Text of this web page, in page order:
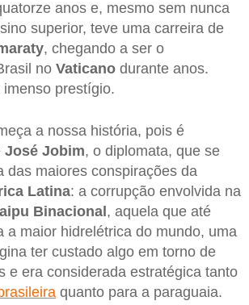
anos e, mesmo sem nunca
superior, teve uma carreira de
, chegando a ser o
no Vaticano durante anos.
prestígio.
a nossa história, pois é
José Jobim, o diplomata, que se
das maiores conspirações da
Latina: a corrupção envolvida na
Binacional, aquela que até
a maior hidrelétrica do mundo, uma
ter custado algo em torno de
e era considerada estratégica tanto
quanto para a paraguaia.